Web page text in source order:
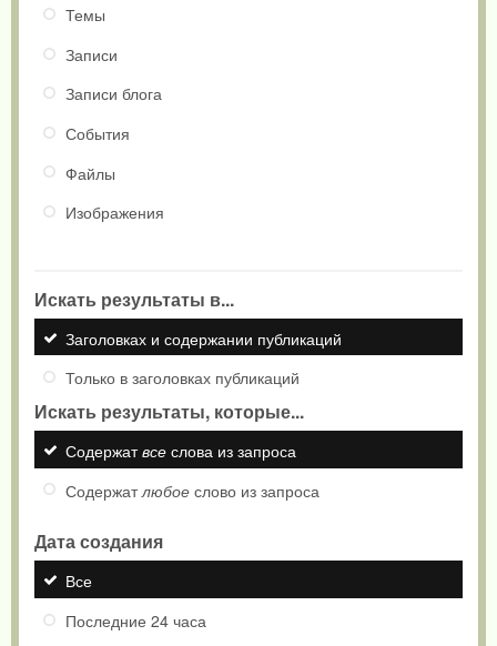
Темы
Записи
Записи блога
События
Файлы
Изображения
Искать результаты в...
Заголовках и содержании публикаций
Только в заголовках публикаций
Искать результаты, которые...
Содержатвсе слова из запроса
Содержатлюбое слово из запроса
Дата создания
Все
Последние 24 часа